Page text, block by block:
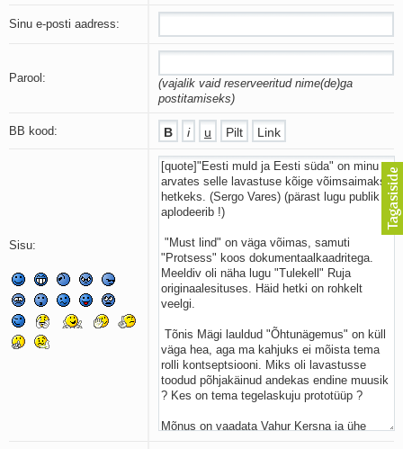
Ih-ih-hii ja ah-ah-haa
Päikeselapsed
Laul võimalusest
Nii vaikseks kõik on jäänud
Mis saab sellest loomusevalust
Avanemine
Põhi, lõuna, ida, lääs
Elupõline kaja
Perekondlik
Kassimäng
Läänemere lained
Üle müüri
Valgusemaastikud
Kaks pihtimust
Sinu e-posti aadress:
Parool:
(vajalik vaid reserveeritud nime(de)ga
postitamiseks)
BB kood:
Sisu: